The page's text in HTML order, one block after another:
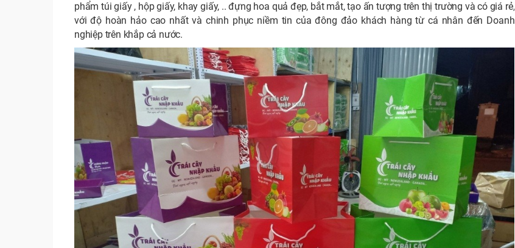
phẩm túi giấy , hộp giấy, khay giấy, .. đựng hoa quả đẹp, bắt mắt, tạo ấn tượng trên thị trường và có giá rẻ,
với độ hoàn hảo cao nhất và chinh phục niềm tin của đông đảo khách hàng từ cá nhân đến Doanh
nghiệp trên khắp cả nước.